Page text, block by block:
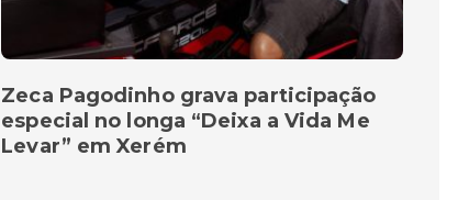
Zeca Pagodinho grava participação
especial no longa “Deixa a Vida Me
Levar” em Xerém